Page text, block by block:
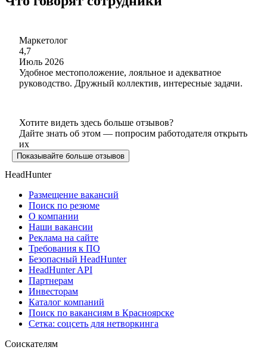
Маркетолог
4,7
Июль 2026
Удобное местоположение, лояльное и адекватное
руководство. Дружный коллектив, интересные задачи.
Хотите видеть здесь больше отзывов?
Дайте знать об этом — попросим работодателя открыть
их
Показывайте больше отзывов
HeadHunter
Размещение вакансий
Поиск по резюме
О компании
Наши вакансии
Реклама на сайте
Требования к ПО
Безопасный HeadHunter
HeadHunter API
Партнерам
Инвесторам
Каталог компаний
Поиск по вакансиям в Красноярске
Сетка: соцсеть для нетворкинга
Соискателям